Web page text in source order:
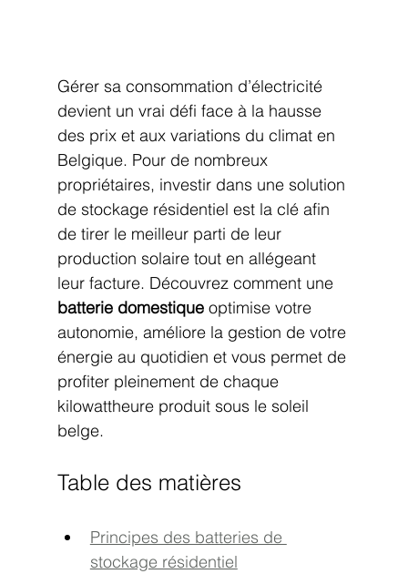
Gérer sa consommation d’électricité
devient un vrai défi face à la hausse
des prix et aux variations du climat en
Belgique. Pour de nombreux
propriétaires, investir dans une solution
de stockage résidentiel est la clé afin
de tirer le meilleur parti de leur
production solaire tout en allégeant
leur facture. Découvrez comment une
batterie domestique optimise votre
autonomie, améliore la gestion de votre
énergie au quotidien et vous permet de
profiter pleinement de chaque
kilowattheure produit sous le soleil
belge.
Table des matières
Principes des batteries de
stockage résidentiel